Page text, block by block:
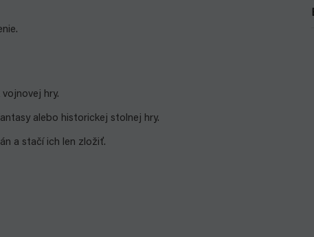
hry.
alebo historickej stolnej hry.
a stačí ich len zložiť.